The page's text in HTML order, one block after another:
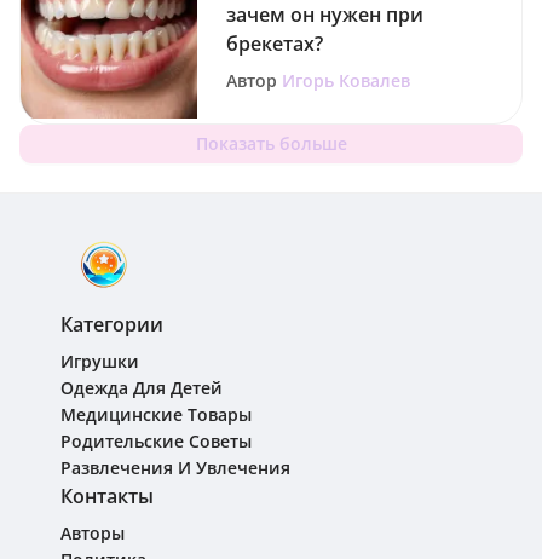
зачем он нужен при
брекетах?
Автор Игорь Ковалев
Показать больше
Категории
Игрушки
Одежда Для Детей
Медицинские Товары
Родительские Советы
Развлечения И Увлечения
Контакты
Авторы